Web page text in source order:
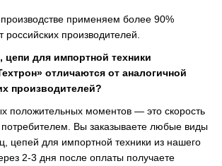
применяем более 90%
производителей.
для импортной техники
отличаются от аналогичной
производителей?
положительных моментов — это скорость
потребителем. Вы заказываете любые виды
цепей для импортной техники из нашего
2-3 дня после оплаты получаете